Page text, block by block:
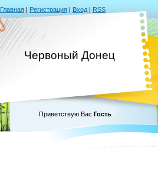
Главная | Регистрация | Вход | RSS
Червоный Донец
Приветствую Вас Гость